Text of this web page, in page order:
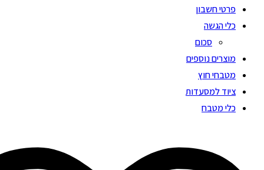
פרטי חשבון
כלי הגשה
סכום
מוצרים נוספים
מטבחי חוץ
ציוד למסעדות
כלי מטבח